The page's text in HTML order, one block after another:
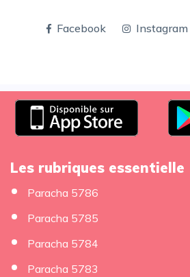
Facebook Instagram
Les rubriques essentielle
Paracha 5786
Paracha 5785
Paracha 5784
Paracha 5783